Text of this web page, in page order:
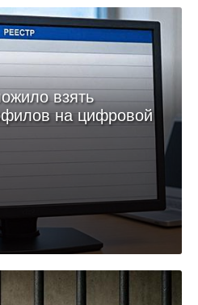
взять
на цифровой